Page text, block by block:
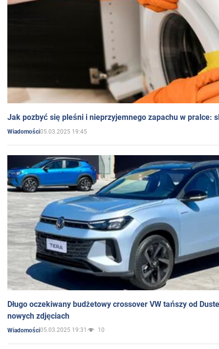
Jak pozbyć się pleśni i nieprzyjemnego zapachu w pralce:
Wiadomości05.03.2025 19:45
Długo oczekiwany budżetowy crossover VW tańszy od
nowych zdjęciach
Wiadomości05.03.2025 19:31 10